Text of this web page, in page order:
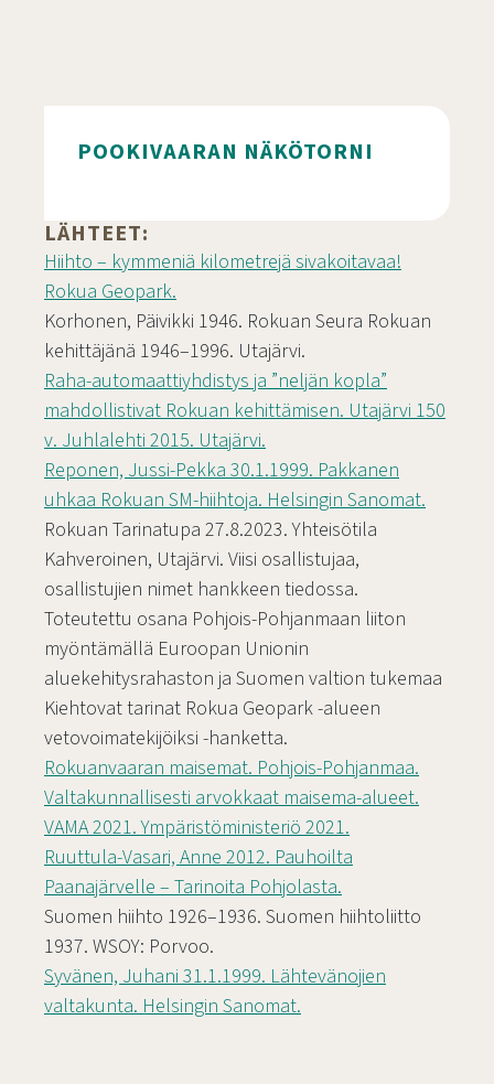
POOKIVAARAN NÄKÖTORNI
Pookivaaran näkötorni
LÄHTEET:
Hiihto – kymmeniä kilometrejä sivakoitavaa!
Rokua Geopark.
Korhonen, Päivikki 1946. Rokuan Seura Rokuan
kehittäjänä 1946–1996. Utajärvi.
Raha-automaattiyhdistys ja ”neljän kopla”
mahdollistivat Rokuan kehittämisen. Utajärvi 150
v. Juhlalehti 2015. Utajärvi.
Reponen, Jussi-Pekka 30.1.1999. Pakkanen
uhkaa Rokuan SM-hiihtoja. Helsingin Sanomat.
Rokuan Tarinatupa 27.8.2023. Yhteisötila
Kahveroinen, Utajärvi. Viisi osallistujaa,
osallistujien nimet hankkeen tiedossa.
Toteutettu osana Pohjois-Pohjanmaan liiton
myöntämällä Euroopan Unionin
aluekehitysrahaston ja Suomen valtion tukemaa
Kiehtovat tarinat Rokua Geopark -alueen
vetovoimatekijöiksi -hanketta.
Rokuanvaaran maisemat. Pohjois-Pohjanmaa.
Valtakunnallisesti arvokkaat maisema-alueet.
VAMA 2021. Ympäristöministeriö 2021.
Ruuttula-Vasari, Anne 2012. Pauhoilta
Paanajärvelle – Tarinoita Pohjolasta.
Suomen hiihto 1926–1936. Suomen hiihtoliitto
1937. WSOY: Porvoo.
Syvänen, Juhani 31.1.1999. Lähtevänojien
valtakunta. Helsingin Sanomat.